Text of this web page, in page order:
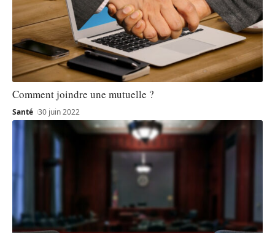
Comment joindre une mutuelle ?
Santé 30 juin 2022